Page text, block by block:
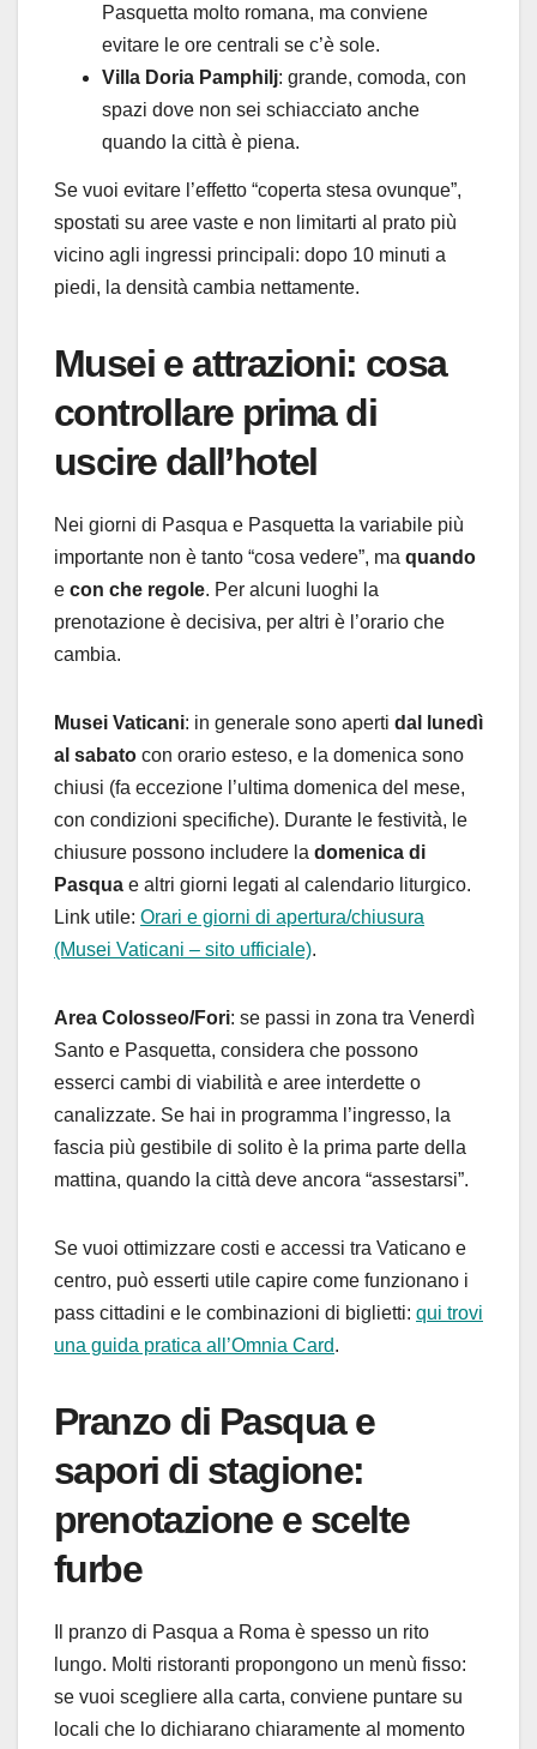
Pasquetta molto romana, ma conviene
evitare le ore centrali se c’è sole.
Villa Doria Pamphilj: grande, comoda, con
spazi dove non sei schiacciato anche
quando la città è piena.
Se vuoi evitare l’effetto “coperta stesa ovunque”,
spostati su aree vaste e non limitarti al prato più
vicino agli ingressi principali: dopo 10 minuti a
piedi, la densità cambia nettamente.
Musei e attrazioni: cosa
controllare prima di
uscire dall’hotel
Nei giorni di Pasqua e Pasquetta la variabile più
importante non è tanto “cosa vedere”, ma quando
e con che regole. Per alcuni luoghi la
prenotazione è decisiva, per altri è l’orario che
cambia.
Musei Vaticani: in generale sono aperti dal lunedì
al sabato con orario esteso, e la domenica sono
chiusi (fa eccezione l’ultima domenica del mese,
con condizioni specifiche). Durante le festività, le
chiusure possono includere la domenica di
Pasqua e altri giorni legati al calendario liturgico.
Link utile: Orari e giorni di apertura/chiusura
(Musei Vaticani – sito ufficiale).
Area Colosseo/Fori: se passi in zona tra Venerdì
Santo e Pasquetta, considera che possono
esserci cambi di viabilità e aree interdette o
canalizzate. Se hai in programma l’ingresso, la
fascia più gestibile di solito è la prima parte della
mattina, quando la città deve ancora “assestarsi”.
Se vuoi ottimizzare costi e accessi tra Vaticano e
centro, può esserti utile capire come funzionano i
pass cittadini e le combinazioni di biglietti: qui trovi
una guida pratica all’Omnia Card.
Pranzo di Pasqua e
sapori di stagione:
prenotazione e scelte
furbe
Il pranzo di Pasqua a Roma è spesso un rito
lungo. Molti ristoranti propongono un menù fisso:
se vuoi scegliere alla carta, conviene puntare su
locali che lo dichiarano chiaramente al momento